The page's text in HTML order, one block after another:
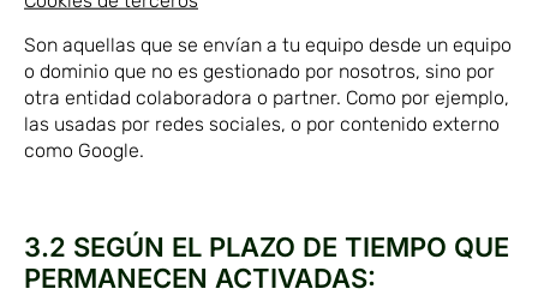
Son aquellas que se envían a tu equipo desde un equipo
o dominio que no es gestionado por nosotros, sino por
otra entidad colaboradora o partner. Como por ejemplo,
las usadas por redes sociales, o por contenido externo
como Google.
3.2 SEGÚN EL PLAZO DE TIEMPO QUE
PERMANECEN ACTIVADAS: